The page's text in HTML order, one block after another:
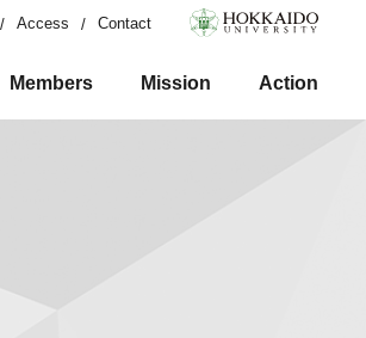
Access Contact
Members Mission Action